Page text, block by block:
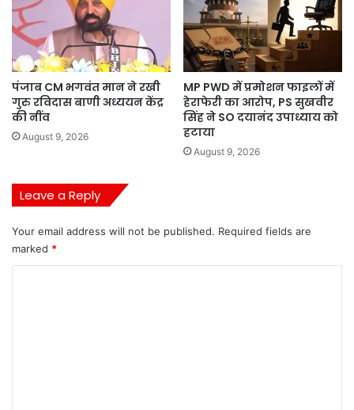
पंजाब CM भगवंत मान ने रखी
गुरु रविदास बाणी अध्ययन केंद्र
की नींव
August 9, 2026
MP PWD में प्रमोशन फाइलों में
हेराफेरी का आरोप, PS सुखवीर
सिंह ने SO दयानंद उपाध्याय को
हटाया
August 9, 2026
Leave a Reply
Your email address will not be published. Required fields are
marked *